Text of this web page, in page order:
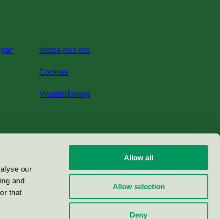
our
and
that
Allow all
Allow selection
Deny
Jobba hos oss
Cookies
Visselblåsning